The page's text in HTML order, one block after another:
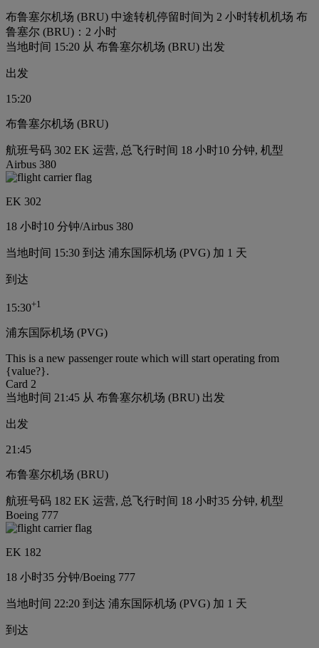
布鲁塞尔机场 (BRU) 中途转机停留时间为 2 小时转机机场 布
鲁塞尔 (BRU)：2 小时
当地时间 15:20 从 布鲁塞尔机场 (BRU) 出发
出发
15:20
布鲁塞尔机场 (BRU)
航班号码 302 EK 运营, 总飞行时间 18 小时10 分钟, 机型
Airbus 380
EK 302
18 小时10 分钟/Airbus 380
当地时间 15:30 到达 浦东国际机场 (PVG) 加 1 天
到达
15:30+1
浦东国际机场 (PVG)
This is a new passenger route which will start operating from
{value?}.
Card 2
当地时间 21:45 从 布鲁塞尔机场 (BRU) 出发
出发
21:45
布鲁塞尔机场 (BRU)
航班号码 182 EK 运营, 总飞行时间 18 小时35 分钟, 机型
Boeing 777
EK 182
18 小时35 分钟/Boeing 777
当地时间 22:20 到达 浦东国际机场 (PVG) 加 1 天
到达